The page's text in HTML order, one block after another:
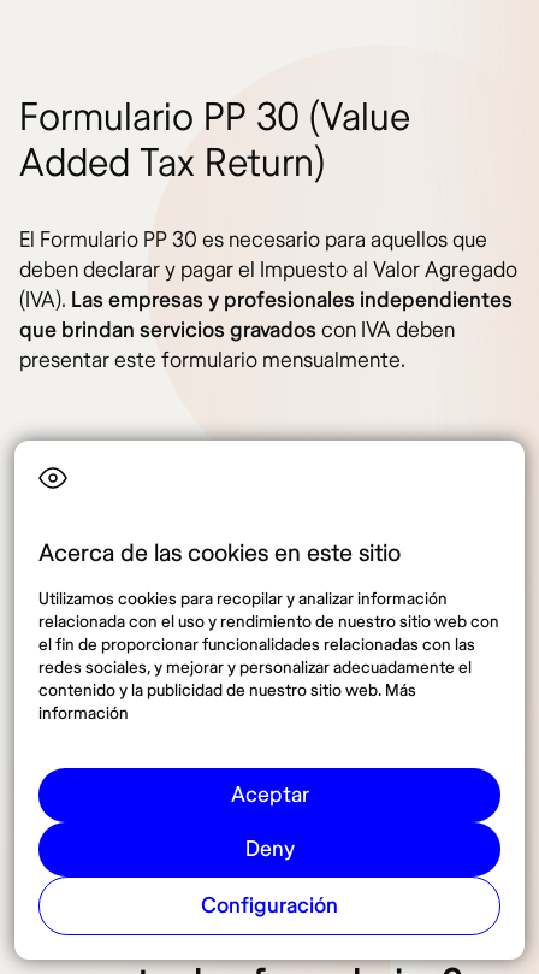
Acerca de las cookies en este sitio
Utilizamos cookies para recopilar y analizar información
relacionada con el uso y rendimiento de nuestro sitio web con
el fin de proporcionar funcionalidades relacionadas con las
redes sociales, y mejorar y personalizar adecuadamente el
contenido y la publicidad de nuestro sitio web. Más
información
Aceptar
Deny
Configuración
Formulario PP 30 (Value
Added Tax Return)
El Formulario PP 30 es necesario para aquellos que
deben declarar y pagar el Impuesto al Valor Agregado
(IVA). Las empresas y profesionales independientes
que brindan servicios gravadoscon IVA deben
presentar este formulario mensualmente.
Formulario PND 53
(Withholding Tax Return)
Finalmente, el Formulario PND 53 se utiliza para
declarar y pagar el impuesto retenido en la fuente
sobre ciertos pagos, como honorarios profesionales,
comisiones y alquileres. Los
este formulario.
¿Cómo completar y